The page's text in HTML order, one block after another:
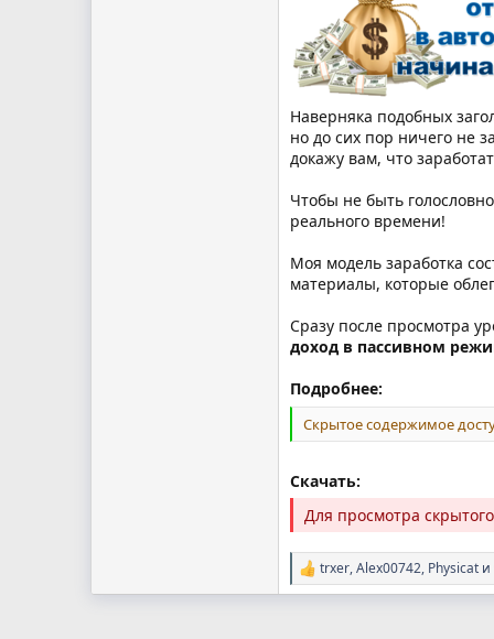
Наверняка подобных
но до сих пор ничего не
докажу вам, что
Чтобы не быть
реального времени!
Моя модель заработка
материалы, которые
Сразу после просмотра
доход в пассивном
Подробнее:
Скрытое содержимое
Скачать:
Для просмотра
Р
е
trxer,Alex00742, Physicat и